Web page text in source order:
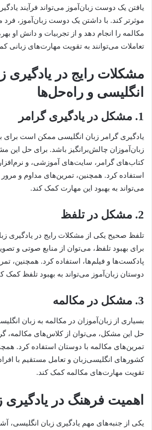
یافتن یک دوست زبان‌آموز می‌تواند فرآیند
موثرتر کند. با داشتن یک دوست زبان‌آموز، فرد
مکالمه را انجام دهد و از تجربیات و دانش او
تعاملات می‌توانند به تقویت مهارت‌های زبانی
مشکلات رایج در یادگیری
انگلیسی و راه‌حل‌ها
1. مشکل در یادگیری گرامر
یادگیری گرامر زبان انگلیسی ممکن است برای
زبان‌آموزان چالش‌برانگیز باشد. برای حل این
کتاب‌های گرامر، سایت‌های آموزشی، و
استفاده کرد. همچنین، تمرین‌های مداوم و
می‌تواند به بهبود این مهارت کمک کند.
2. مشکل در تلفظ
تلفظ صحیح یکی از مشکلات رایج در یادگیری
برای بهبود تلفظ، می‌توان از منابع صوتی و
پادکست‌ها و فیلم‌ها، استفاده کرد. همچنین،
دوستان زبان‌آموز می‌تواند به بهبود تلفظ کمک
3. مشکل در مکالمه
بسیاری از زبان‌آموزان در مکالمه به زبان
حل این مشکل، می‌توان از کلاس‌های مکالمه،
تمرین‌های مکالمه با دوستان استفاده کرد.
کشورهای انگلیسی‌زبان و تعامل مستقیم با
تقویت مهارت‌های مکالمه کمک کند.
اهمیت فرهنگ در یادگیری
یکی از جنبه‌های مهم یادگیری زبان انگلیسی،